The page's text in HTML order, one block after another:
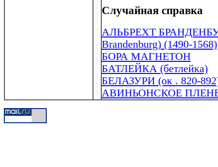
Случайная справка
АЛЬБРЕХТ
Brandenburg) (1490-1568)
БОРА МАГНЕТОН
БАТЛЕЙКА (бетлейка)
БЕЛАЗУРИ (ок . 820-
АВИНЬОНСКОЕ